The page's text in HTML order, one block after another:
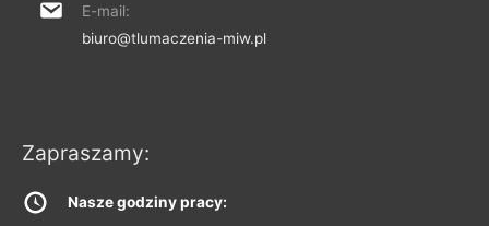
E-mail:
biuro@tlumaczenia-miw.pl
Zapraszamy:
Nasze godziny pracy: